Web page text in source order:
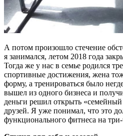
А потом произошло стечение
я занимался, летом 2018 года
Тогда же у нас в семье родился
спортивные достижения, жена
форму, а тренироваться было
вышел из одного бизнеса и
деньги решил открыть «семейный
друзей. Я уже понимал, что это
функционального фитнеса на